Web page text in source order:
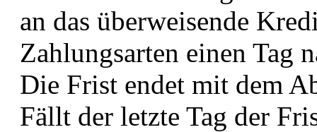
an das überweisende
Zahlungsarten einen Tag
Die Frist endet mit dem
Fällt der letzte Tag der